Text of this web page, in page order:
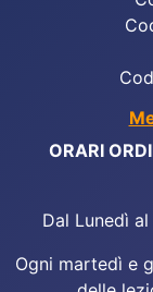
ORARI
Dal Lunedì
Ogni martedì e